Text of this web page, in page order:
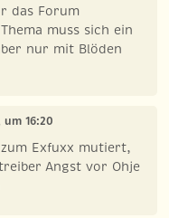
das Forum
muss sich ein
nur mit Blöden
um 16:20
Exfuxx mutiert,
Angst vor Ohje